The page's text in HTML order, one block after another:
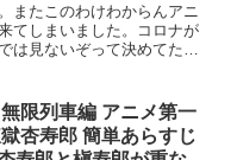
またこのわけわからんアニ
てしまいました。コロナが
は見ないぞって決めてたは
ヤロー鷹くんはどうなった
7SEEDS...
限列車編 アニメ第一
杏寿郎 簡単あらすじ